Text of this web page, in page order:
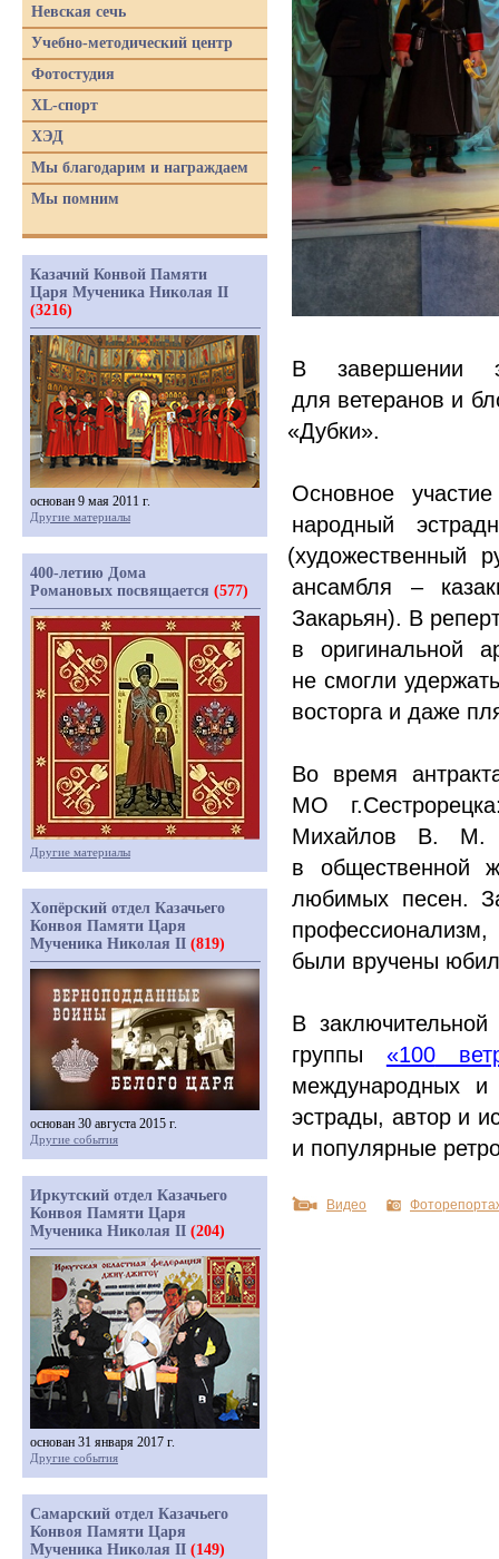
В завершении
для ветеранов и
«Дубки».
Основное
народный
(художественный
ансамбля –
Закарьян). В
в оригинальной
не смогли
восторга и даже
Во время
МО
Михайлов В. М.
в общественной
любимых песен.
были вручены
В
группы
«100
международных и
эстрады, автор и
и популярные
Видео
Невская сечь
Учебно-методический центр
Фотостудия
XL-спорт
ХЭД
Мы благодарим и награждаем
Мы помним
Казачий Конвой Памяти
Царя Мученика Николая II
(3216)
основан 9 мая 2011 г.
Другие материалы
400-летию Дома
Романовых посвящается (577)
Другие материалы
Хопёрский отдел Казачьего
Конвоя Памяти Царя
Мученика Николая II (819)
основан 30 августа 2015 г.
Другие события
Иркутский отдел Казачьего
Конвоя Памяти Царя
Мученика Николая II (204)
основан 31 января 2017 г.
Другие события
Самарский отдел Казачьего
Конвоя Памяти Царя
Мученика Николая II (149)